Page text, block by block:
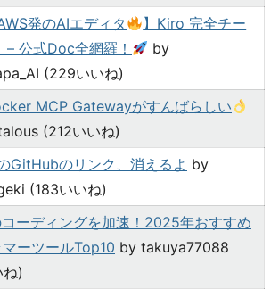
AWS発のAIエディタ
】Kiro 完全チー
– 公式Doc全網羅！
by
(229いいね)
MCP Gatewayがすんばらしい
(212いいね)
GitHubのリンク、消えるよ by
(183いいね)
ーディングを加速！2025年おすすめ
ーツールTop10 by takuya77088
)